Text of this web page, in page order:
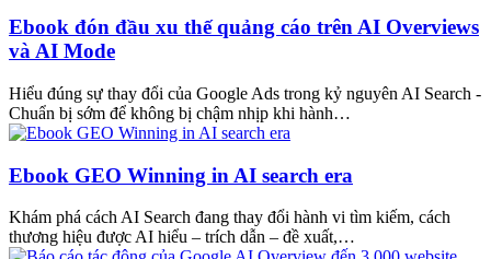
Ebook đón đầu xu thế quảng cáo trên AI Overviews
và AI Mode
Hiểu đúng sự thay đổi của Google Ads trong kỷ nguyên AI Search -
Chuẩn bị sớm để không bị chậm nhịp khi hành…
Ebook GEO Winning in AI search era
Khám phá cách AI Search đang thay đổi hành vi tìm kiếm, cách
thương hiệu được AI hiểu – trích dẫn – đề xuất,…